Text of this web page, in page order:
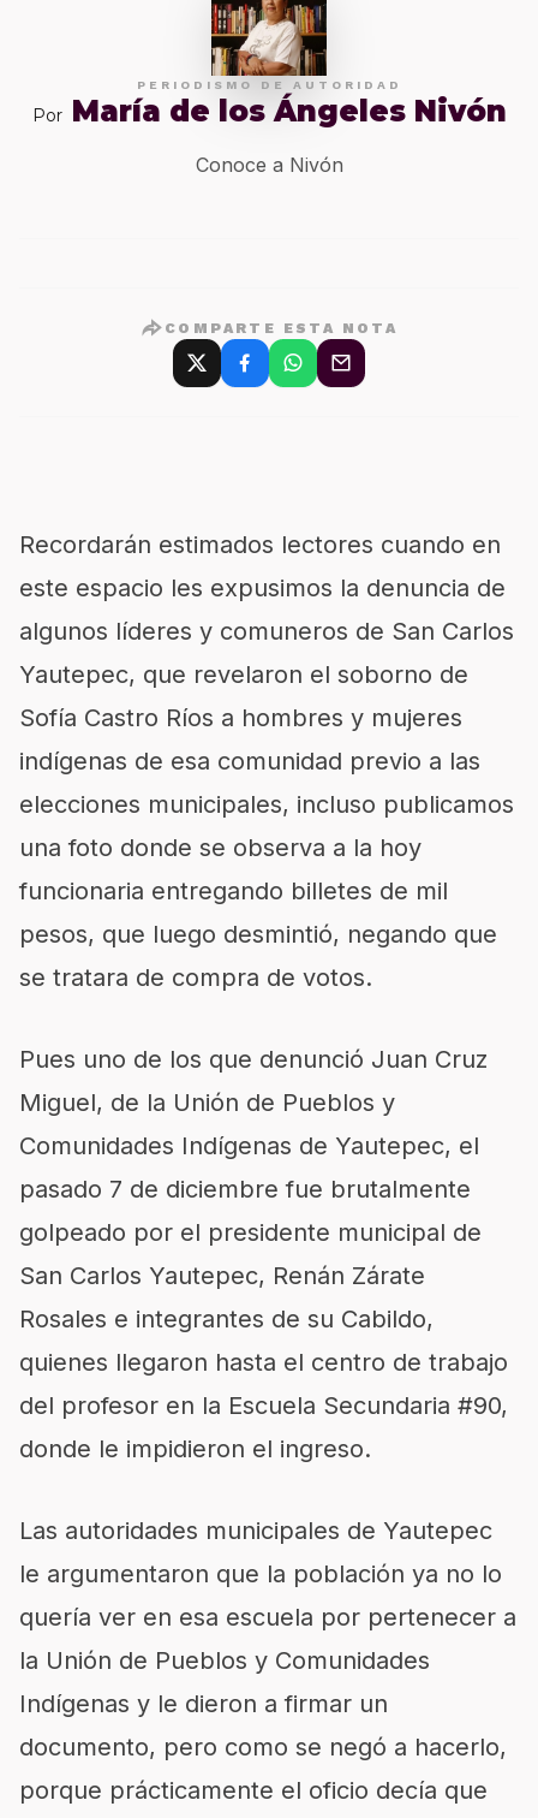
PERIODISMO DE AUTORIDAD
Por María de los Ángeles Nivón
Conoce a Nivón
COMPARTE ESTA NOTA
Recordarán estimados lectores cuando en
este espacio les expusimos la denuncia de
algunos líderes y comuneros de San Carlos
Yautepec, que revelaron el soborno de
Sofía Castro Ríos a hombres y mujeres
indígenas de esa comunidad previo a las
elecciones municipales, incluso publicamos
una foto donde se observa a la hoy
funcionaria entregando billetes de mil
pesos, que luego desmintió, negando que
se tratara de compra de votos.
Pues uno de los que denunció Juan Cruz
Miguel, de la Unión de Pueblos y
Comunidades Indígenas de Yautepec, el
pasado 7 de diciembre fue brutalmente
golpeado por el presidente municipal de
San Carlos Yautepec, Renán Zárate
Rosales e integrantes de su Cabildo,
quienes llegaron hasta el centro de trabajo
del profesor en la Escuela Secundaria #90,
donde le impidieron el ingreso.
Las autoridades municipales de Yautepec
le argumentaron que la población ya no lo
quería ver en esa escuela por pertenecer a
la Unión de Pueblos y Comunidades
Indígenas y le dieron a firmar un
documento, pero como se negó a hacerlo,
porque prácticamente el oficio decía que